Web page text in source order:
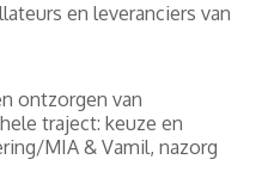
en leveranciers van
ontzorgen van
traject: keuze en
MIA & Vamil, nazorg